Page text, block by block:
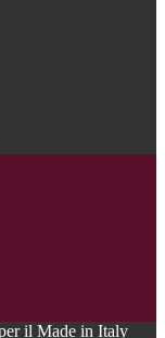
il Made in Italy